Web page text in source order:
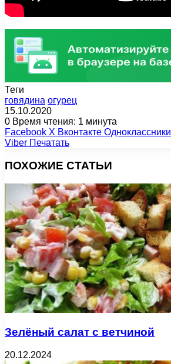
Теги
говядина огурец
15.10.2020
0 Время чтения: 1 минута
Facebook X Вконтакте Одноклассники
Viber Печатать
ПОХОЖИЕ СТАТЬИ
Зелёный салат с ветчиной
20.12.2024